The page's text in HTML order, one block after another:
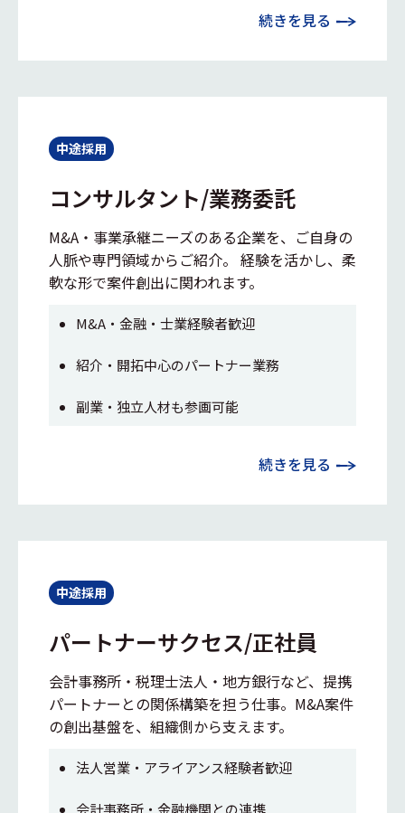
続きを見る
中途採用
コンサルタント/業務委託
M&A・事業承継ニーズのある企業を、ご自身の
人脈や専門領域からご紹介。 経験を活かし、柔
軟な形で案件創出に関われます。
M&A・金融・士業経験者歓迎
紹介・開拓中心のパートナー業務
副業・独立人材も参画可能
続きを見る
中途採用
パートナーサクセス/正社員
会計事務所・税理士法人・地方銀行など、提携
パートナーとの関係構築を担う仕事。M&A案件
の創出基盤を、組織側から支えます。
法人営業・アライアンス経験者歓迎
会計事務所・金融機関との連携